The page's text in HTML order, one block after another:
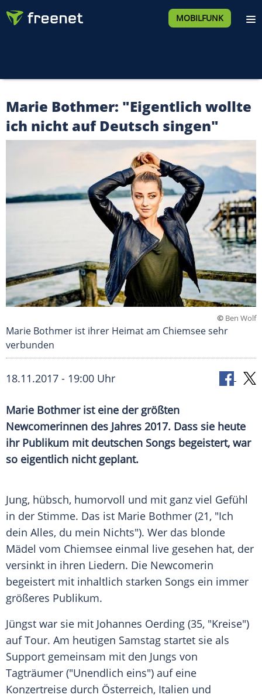
MOBILFUNK
Marie Bothmer: "Eigentlich wollte
ich nicht auf Deutsch singen"
© Ben Wolf
Marie Bothmer ist ihrer Heimat am Chiemsee sehr
verbunden
18.11.2017 - 19:00 Uhr
Marie Bothmerist eine der größten
Newcomerinnen des Jahres 2017. Dass sie heute
ihr Publikum mit deutschen Songs begeistert, war
so eigentlich nicht geplant.
Jung, hübsch, humorvoll und mit ganz viel Gefühl
in der Stimme. Das ist Marie Bothmer (21, "Ich
dein Alles, du mein Nichts"). Wer das blonde
Mädel vom Chiemsee einmal live gesehen hat, der
versinkt in ihren Liedern. Die Newcomerin
begeistert mit inhaltlich starken Songs ein immer
größeres Publikum.
Jüngst war sie mit Johannes Oerding (35, "Kreise")
auf Tour. Am heutigen Samstag startet sie als
Support gemeinsam mit den Jungs von
Tagträumer ("Unendlich eins") auf eine
Konzertreise durch Österreich, Italien und